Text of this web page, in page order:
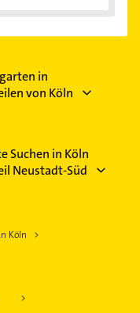
in
von Köln
Suchen in Köln
Neustadt-Süd
Köln